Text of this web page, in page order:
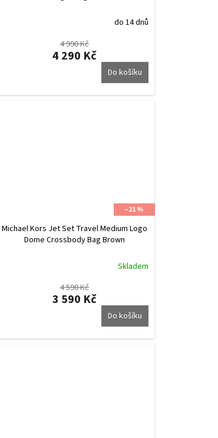
do 14 dnů
4 990 Kč
4 290 Kč
Do košíku
–21 %
Michael Kors Jet Set Travel Medium Logo
Dome Crossbody Bag Brown
Skladem
4 590 Kč
3 590 Kč
Do košíku